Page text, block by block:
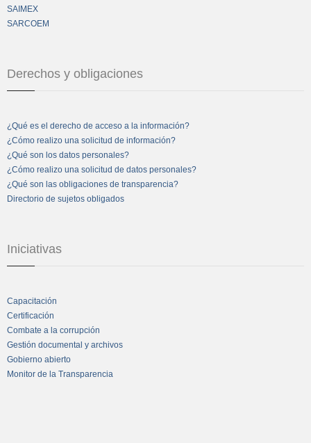
SAIMEX
SARCOEM
Derechos y obligaciones
¿Qué es el derecho de acceso a la información?
¿Cómo realizo una solicitud de información?
¿Qué son los datos personales?
¿Cómo realizo una solicitud de datos personales?
¿Qué son las obligaciones de transparencia?
Directorio de sujetos obligados
Iniciativas
Capacitación
Certificación
Combate a la corrupción
Gestión documental y archivos
Gobierno abierto
Monitor de la Transparencia